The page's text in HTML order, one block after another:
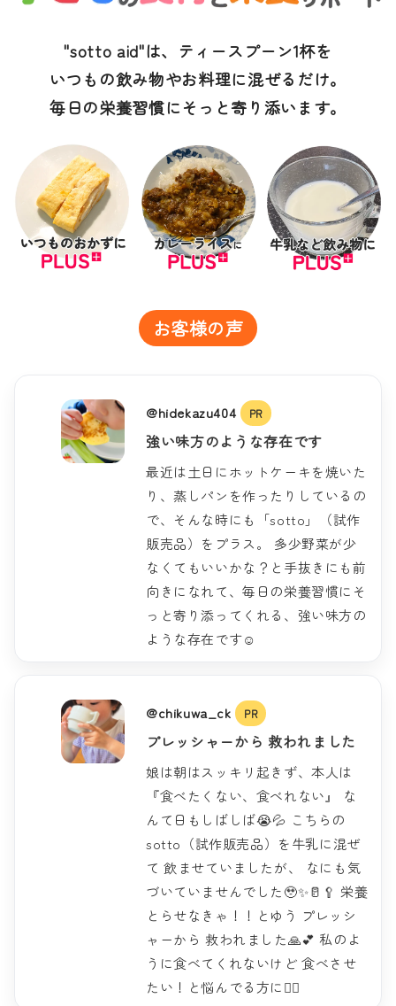
"sotto aid"は、ティースプーン1杯を
いつもの飲み物やお料理に混ぜるだけ。
毎日の栄養習慣にそっと寄り添います。
お客様の声
@hidekazu404 PR
強い味方のような存在です
最近は土日にホットケーキを焼いた
り、蒸しパンを作ったりしているの
で、そんな時にも「sotto」（試作
販売品）をプラス。 多少野菜が少
なくてもいいかな？と手抜きにも前
向きになれて、毎日の栄養習慣にそ
っと寄り添ってくれる、強い味方の
ような存在です☺️
@chikuwa_ck PR
プレッシャーから 救われました
娘は朝はスッキリ起きず、本人は
『食べたくない、食べれない』 な
んて日もしばしば😭💦 こちらの
sotto（試作販売品）を牛乳に混ぜ
て 飲ませていましたが、 なにも気
づいていませんでした🥹✨🥛🥄 栄養
とらせなきゃ！！とゆう プレッシ
ャーから 救われました🙏💕 私のよ
うに食べてくれないけど 食べさせ
たい！と悩んでる方に🙋‍♀️